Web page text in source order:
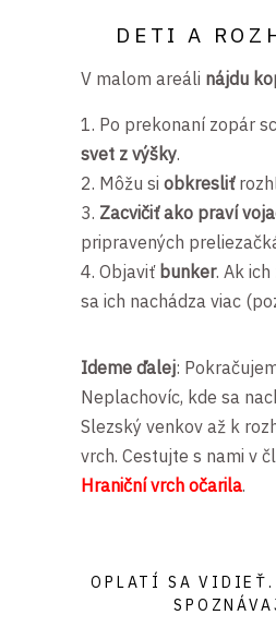
DETI A
V malom areáli nájdu
Po prekonaní zopár
svet z výšky.
Môžu si obkresliť
Zacvičiť ako praví
pripravených
Objaviť bunker. Ak
sa ich nachádza viac
Ideme ďalej:
Neplachovíc, kde sa
Slezský venkov až k
vrch. Cestujte s nami v
Hraniční vrch očarila.
OPLATÍ SA VIDIEŤ.